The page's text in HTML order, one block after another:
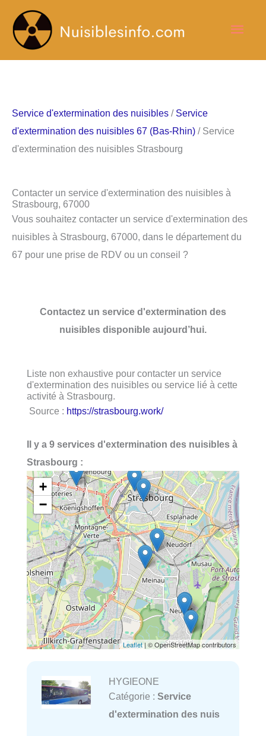
contenu
Service d'extermination des nuisibles / Service
d'extermination des nuisibles 67 (Bas-Rhin) / Service
d'extermination des nuisibles Strasbourg
Contacter un service d'extermination des nuisibles à
Strasbourg, 67000
Vous souhaitez contacter un service d'extermination des
nuisibles à Strasbourg, 67000, dans le département du
67 pour une prise de RDV ou un conseil ?
Contactez un service d'extermination des
nuisibles disponible aujourd’hui.
Liste non exhaustive pour contacter un service
d'extermination des nuisibles ou service lié à cette
activité à Strasbourg.
Source : https://strasbourg.work/
Il y a 9 services d'extermination des nuisibles à
Strasbourg :
+
−
Leaflet| © OpenStreetMap contributors
HYGIEONE
Catégorie : Service
d'extermination des nuis